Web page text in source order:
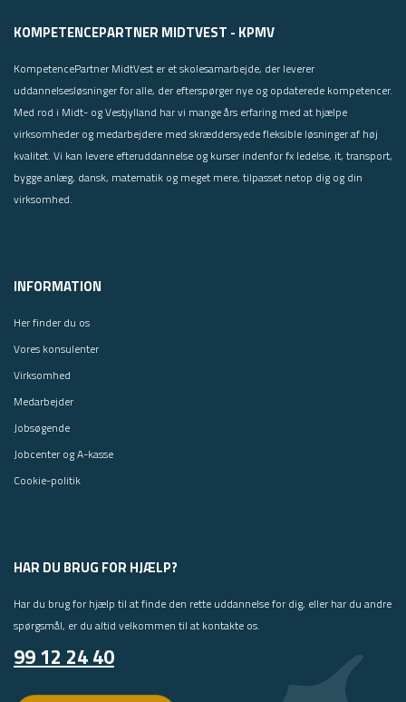
KOMPETENCEPARTNER MIDTVEST - KPMV
KompetencePartner MidtVest er et skolesamarbejde, der leverer
uddannelsesløsninger for alle, der efterspørger nye og opdaterede kompetencer.
Med rod i Midt- og Vestjylland har vi mange års erfaring med at hjælpe
virksomheder og medarbejdere med skræddersyede fleksible løsninger af høj
kvalitet. Vi kan levere efteruddannelse og kurser indenfor fx ledelse, it, transport,
bygge anlæg, dansk, matematik og meget mere, tilpasset netop dig og din
virksomhed.
INFORMATION
Her finder du os
Vores konsulenter
Virksomhed
Medarbejder
Jobsøgende
Jobcenter og A-kasse
Cookie-politik
HAR DU BRUG FOR HJÆLP?
Har du brug for hjælp til at finde den rette uddannelse for dig, eller har du andre
spørgsmål, er du altid velkommen til at kontakte os.
99 12 24 40